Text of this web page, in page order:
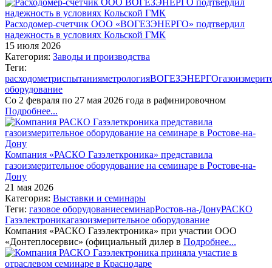
Расходомер-счетчик ООО «ВОГЕЗЭНЕРГО» подтвердил
надежность в условиях Кольской ГМК
15 июля 2026
Категория: Заводы и производства
Теги:
расходометриспытанияметрологияВОГЕЗЭНЕРГО
оборудование
Со 2 февраля по 27 мая 2026 года в рафинировочном
Подробнее...
Компания «РАСКО Газэлеткроника» представила
газоизмерительное оборудование на семинаре в Ростове-на-
Дону
21 мая 2026
Категория: Выставки и семинары
Теги: газовое оборудованиесеминарРостов-на-ДонуРАСКО
Газэлектроникагазоизмерительное оборудование
Компания «РАСКО Газэлектроника» при участии ООО
«Донтеплосервис» (официальный дилер в Подробнее...